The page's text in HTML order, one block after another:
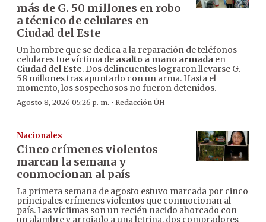
más de G. 50 millones en robo
a técnico de celulares en
Ciudad del Este
Un hombre que se dedica a la reparación de teléfonos
celulares fue víctima de asalto a mano armada en
Ciudad del Este. Dos delincuentes lograron llevarse G.
58 millones tras apuntarlo con un arma. Hasta el
momento, los sospechosos no fueron detenidos.
Agosto 8, 2026 05:26 p. m. · Redacción ÚH
Nacionales
Cinco crímenes violentos
marcan la semana y
conmocionan al país
La primera semana de agosto estuvo marcada por cinco
principales crímenes violentos que conmocionan al
país. Las víctimas son un recién nacido ahorcado con
un alambre y arrojado a una letrina, dos compradores